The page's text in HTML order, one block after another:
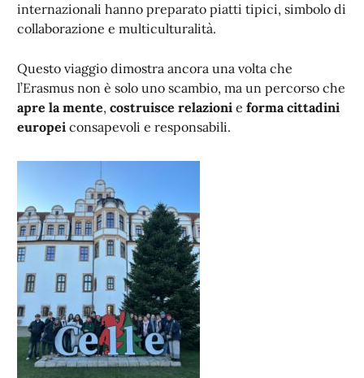
internazionali hanno preparato piatti tipici, simbolo di
collaborazione e multiculturalità.
Questo viaggio dimostra ancora una volta che
l’Erasmus non è solo uno scambio, ma un percorso che
apre la mente, costruisce relazioni e forma cittadini
europei consapevoli e responsabili.